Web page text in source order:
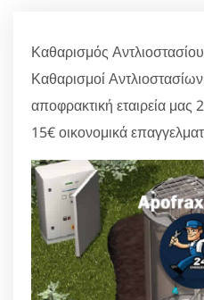
Καθαρισμός
Καθαρισμοί
αποφρακτική εταιρεία
15€ οικονομικά